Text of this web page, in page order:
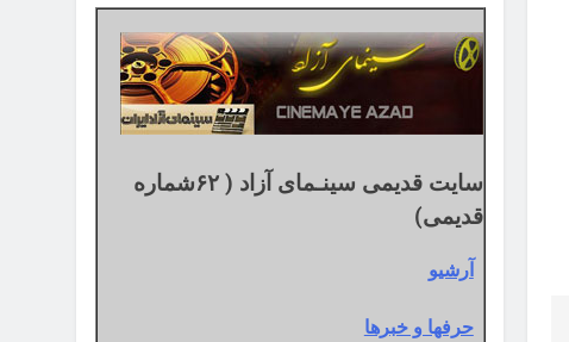
تقویم
میلادی
سایت قدیمی سینـمای آزاد ( ۶۲شماره
قدیمی)
آرشیو
حرفها و خبرها